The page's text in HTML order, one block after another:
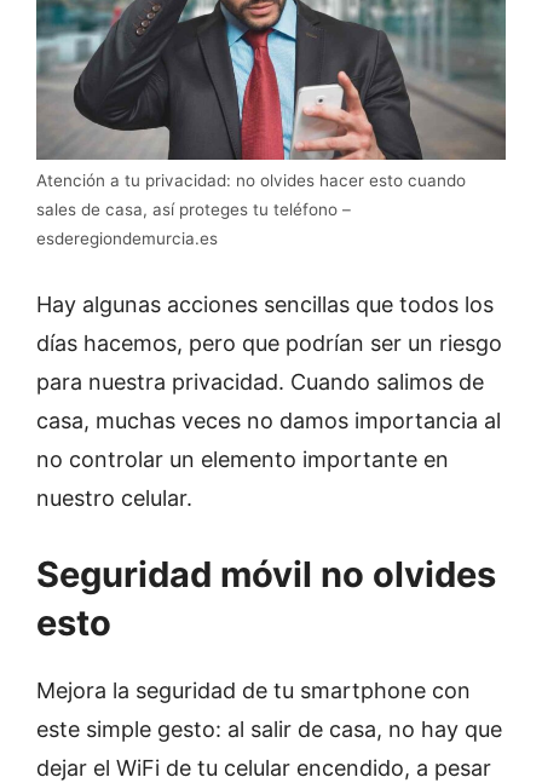
Atención a tu privacidad: no olvides hacer esto cuando
sales de casa, así proteges tu teléfono –
esderegiondemurcia.es
Hay algunas acciones sencillas que todos los
días hacemos, pero que podrían ser un riesgo
para nuestra privacidad. Cuando salimos de
casa, muchas veces no damos importancia al
no controlar un elemento importante en
nuestro celular.
Seguridad móvil no olvides
esto
Mejora la seguridad de tu smartphone con
este simple gesto: al salir de casa, no hay que
dejar el WiFi de tu celular encendido, a pesar